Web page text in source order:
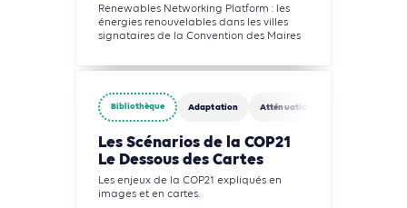
Renewables Networking Platform : les
énergies renouvelables dans les villes
signataires de la Convention des Maires
Bibliothèque Adaptation Atténuation
Les Scénarios de la COP21
Le Dessous des Cartes
Les enjeux de la COP21 expliqués en
images et en cartes.